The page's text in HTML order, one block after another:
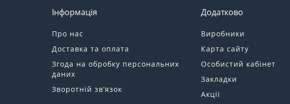
Інформація
Про нас
Доставка та оплата
Згода на обробку персональних
даних
Зворотній зв’язок
Додатково
Виробники
Карта сайту
Особистий кабінет
Закладки
Акції